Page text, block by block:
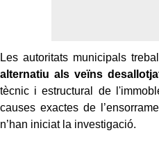
Les autoritats municipals
alternatiu als veïns
tècnic i estructural de
causes exactes de
n’han iniciat la investigació.